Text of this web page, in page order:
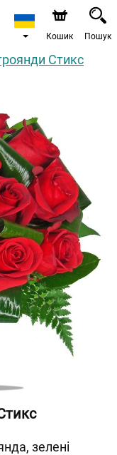
Кошик Пошук
Стикс
зелені